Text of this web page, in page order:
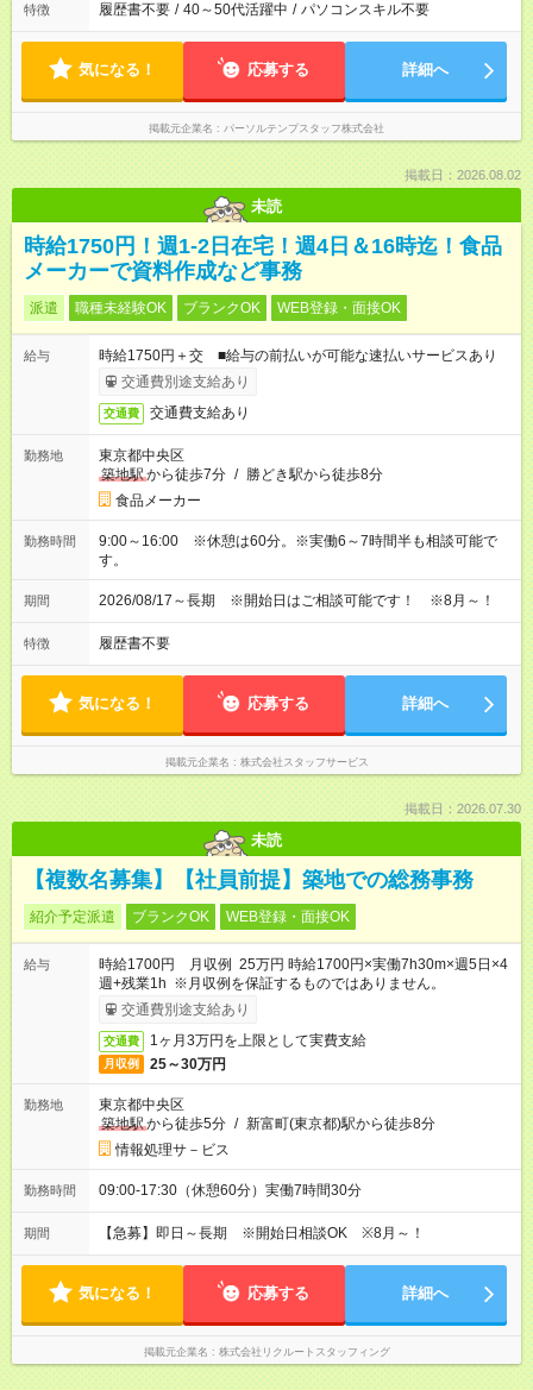
特徴 履歴書不要 / 40～50代活躍中 / パソコンスキル不要
気になる！ 応募する 詳細へ
掲載元企業名 パーソルテンプスタッフ株式会社
掲載日：2026.08.02
未読
時給1750円！週1-2日在宅！週4日＆16時迄！食品
メーカーで資料作成など事務
派遣 職種未経験OK ブランクOK WEB登録・面接OK
給与
時給1750円＋交 ■給与の前払いが可能な速払いサービスあり
交通費別途支給あり
交通費 交通費支給あり
勤務地
東京都中央区
築地駅から徒歩7分 / 勝どき駅から徒歩8分
食品メーカー
勤務時間
9:00～16:00 ※休憩は60分。※実働6～7時間半も相談可能で
す。
期間 2026/08/17～長期 ※開始日はご相談可能です！ ※8月～！
特徴 履歴書不要
気になる！ 応募する 詳細へ
掲載元企業名 株式会社スタッフサービス
掲載日：2026.07.30
未読
【複数名募集】【社員前提】築地での総務事務
紹介予定派遣 ブランクOK WEB登録・面接OK
給与
時給1700円 月収例 25万円 時給1700円×実働7h30m×週5日×4
週+残業1h ※月収例を保証するものではありません。
交通費別途支給あり
交通費 1ヶ月3万円を上限として実費支給
月収例 25～30万円
勤務地
東京都中央区
築地駅から徒歩5分 / 新富町(東京都)駅から徒歩8分
情報処理サ－ビス
勤務時間 09:00-17:30（休憩60分）実働7時間30分
期間 【急募】即日～長期 ※開始日相談OK ※8月～！
気になる！ 応募する 詳細へ
掲載元企業名 株式会社リクルートスタッフィング